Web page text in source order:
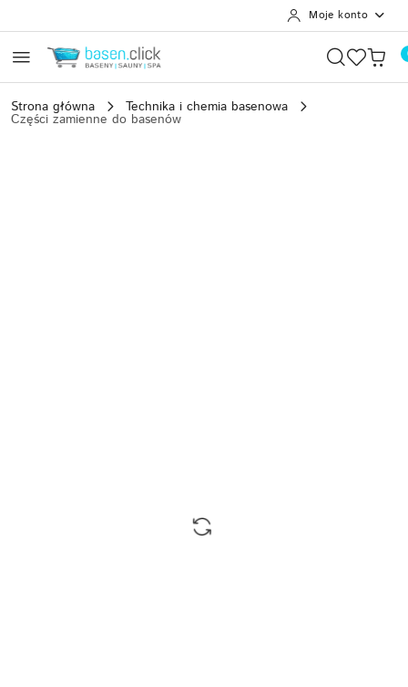
Moje konto
Strona główna Technika i chemia basenowa
Części zamienne do basenów